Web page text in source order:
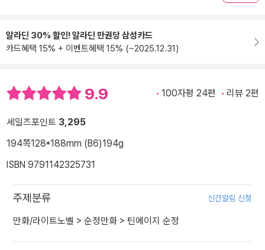
알라딘 30% 할인! 알라딘 만권당 삼성카드
카드혜택 15% + 이벤트혜택 15% (~2025.12.31)
9.9 100자평 24편 리뷰 2편
세일즈포인트 3,295
194쪽128*188mm (B6)194g
ISBN 9791142325731
주제분류 신간알림 신청
만화/라이트노벨 > 순정만화 > 틴에이지 순정